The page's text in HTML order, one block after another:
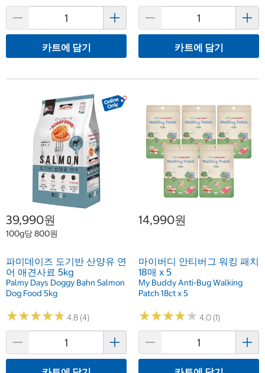
카트에 담기 카트에 담기
39,990원
100g당 800원
파미데이즈 도기반 산양유 연
어 애견사료 5kg
Palmy Days Doggy Bahn Salmon
Dog Food 5kg
★★★★★
★★★★★ 4.8 (4)
14,990원
마이버디 안티버그 워킹 패치
18매 x 5
My Buddy Anti-Bug Walking
Patch 18ct x 5
★★★★★
★★★★★ 4.0 (1)